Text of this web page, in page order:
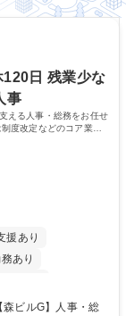
120日 残業少な
事
える人事・総務をお任せ
度改定などのコア業務
援あり
あり
以内 土日祝休み